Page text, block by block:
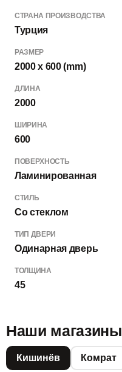
СТРАНА ПРОИЗВОДСТВА
Турция
РАЗМЕР
2000 x 600 (mm)
ДЛИНА
2000
ШИРИНА
600
ПОВЕРХНОСТЬ
Ламинированная
СТИЛЬ
Со стеклом
ТИП ДВЕРИ
Одинарная дверь
ТОЛЩИНА
45
Наши магазины
Кишинёв Комрат